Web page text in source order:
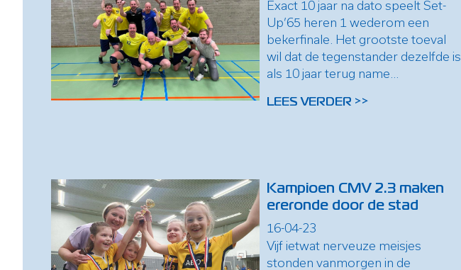
Exact 10 jaar na dato speelt Set-
Up’65 heren 1 wederom een
bekerfinale. Het grootste toeval
wil dat de tegenstander dezelfde is
als 10 jaar terug name...
LEES VERDER >>
Kampioen CMV 2.3 maken
ereronde door de stad
16-04-23
Vijf ietwat nerveuze meisjes
stonden vanmorgen in de